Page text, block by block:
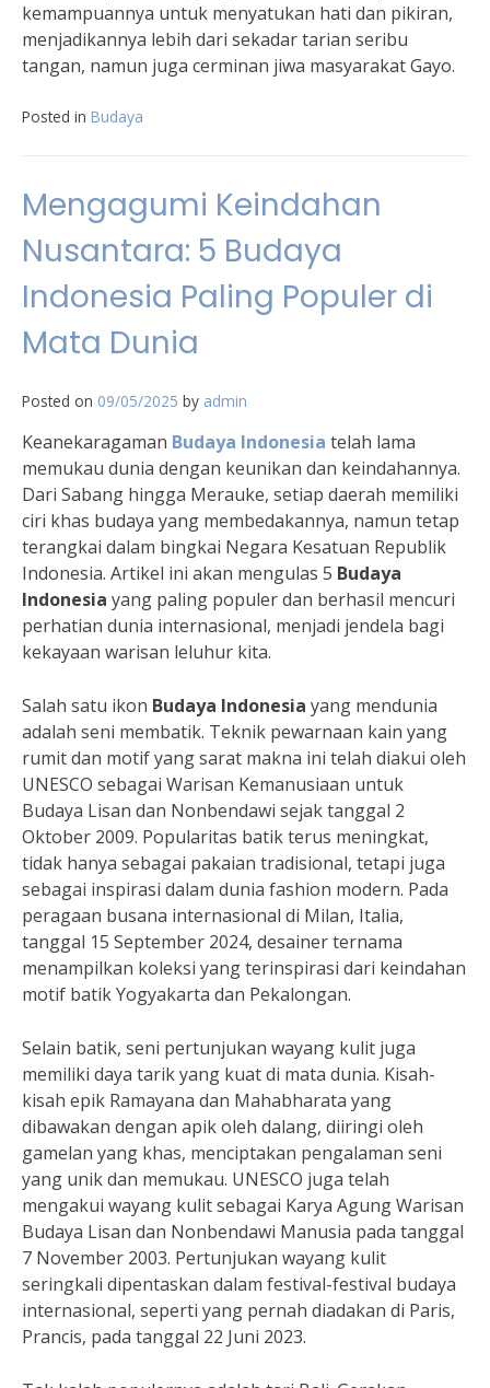
kemampuannya untuk menyatukan hati dan pikiran,
menjadikannya lebih dari sekadar tarian seribu
tangan, namun juga cerminan jiwa masyarakat Gayo.
Posted in Budaya
Mengagumi Keindahan
Nusantara: 5 Budaya
Indonesia Paling Populer di
Mata Dunia
Posted on 09/05/2025 by admin
Keanekaragaman Budaya Indonesia telah lama
memukau dunia dengan keunikan dan keindahannya.
Dari Sabang hingga Merauke, setiap daerah memiliki
ciri khas budaya yang membedakannya, namun tetap
terangkai dalam bingkai Negara Kesatuan Republik
Indonesia. Artikel ini akan mengulas 5 Budaya
Indonesia yang paling populer dan berhasil mencuri
perhatian dunia internasional, menjadi jendela bagi
kekayaan warisan leluhur kita.
Salah satu ikon Budaya Indonesia yang mendunia
adalah seni membatik. Teknik pewarnaan kain yang
rumit dan motif yang sarat makna ini telah diakui oleh
UNESCO sebagai Warisan Kemanusiaan untuk
Budaya Lisan dan Nonbendawi sejak tanggal 2
Oktober 2009. Popularitas batik terus meningkat,
tidak hanya sebagai pakaian tradisional, tetapi juga
sebagai inspirasi dalam dunia fashion modern. Pada
peragaan busana internasional di Milan, Italia,
tanggal 15 September 2024, desainer ternama
menampilkan koleksi yang terinspirasi dari keindahan
motif batik Yogyakarta dan Pekalongan.
Selain batik, seni pertunjukan wayang kulit juga
memiliki daya tarik yang kuat di mata dunia. Kisah-
kisah epik Ramayana dan Mahabharata yang
dibawakan dengan apik oleh dalang, diiringi oleh
gamelan yang khas, menciptakan pengalaman seni
yang unik dan memukau. UNESCO juga telah
mengakui wayang kulit sebagai Karya Agung Warisan
Budaya Lisan dan Nonbendawi Manusia pada tanggal
7 November 2003. Pertunjukan wayang kulit
seringkali dipentaskan dalam festival-festival budaya
internasional, seperti yang pernah diadakan di Paris,
Prancis, pada tanggal 22 Juni 2023.